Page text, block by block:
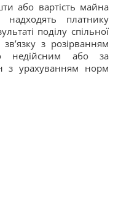
або вартість майна
надходять платнику
поділу спільної
з розірванням
недійсним або за
з урахуванням норм